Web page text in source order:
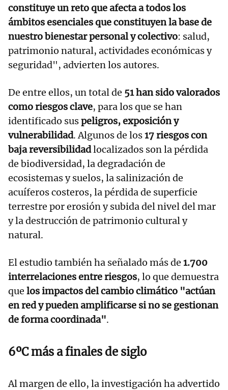
constituye un reto que afecta a todos los
ámbitos esenciales que constituyen la base de
nuestro bienestar personal y colectivo: salud,
patrimonio natural, actividades económicas y
seguridad", advierten los autores.
De entre ellos, un total de 51 han sido valorados
como riesgos clave, para los que se han
identificado suspeligros, exposición y
vulnerabilidad. Algunos de los17 riesgos con
baja reversibilidadlocalizados son la pérdida
de biodiversidad, la degradación de
ecosistemas y suelos, la salinización de
acuíferos costeros, la pérdida de superficie
terrestre por erosión y subida del nivel del mar
y la destrucción de patrimonio cultural y
natural.
El estudio también ha señalado más de 1.700
interrelaciones entre riesgos, lo que demuestra
que los impactos del cambio climático "actúan
en red y pueden amplificarse si no se gestionan
de forma coordinada".
6ºC más a finales de siglo
Al margen de ello, la investigación ha advertido